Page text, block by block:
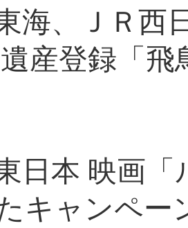
海、ＪＲ西
産登録「
日本 映画
キャンペー